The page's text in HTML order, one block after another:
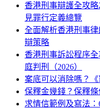
香港刑事辯護全攻
見罪行定義總覽
全面解析香港刑事
辯策略
香港刑事訴訟程序
庭判刑（2026）
案底可以消除嗎？
保釋金幾錢？保釋條
求情信範例及寫法